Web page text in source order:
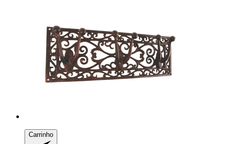
Carrinho